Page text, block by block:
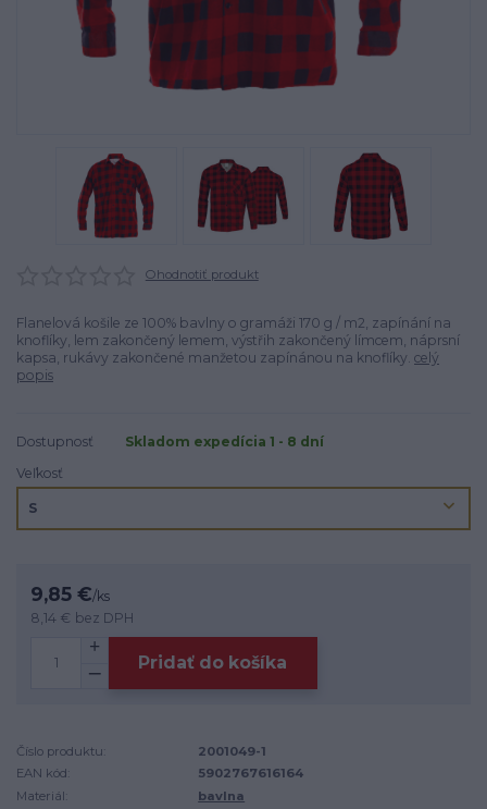
Ohodnotiť produkt
Flanelová košile ze 100% bavlny o gramáži 170 g / m2, zapínání na
knoflíky, lem zakončený lemem, výstřih zakončený límcem, náprsní
kapsa, rukávy zakončené manžetou zapínánou na knoflíky. celý
popis
Dostupnosť
Skladom expedícia 1 - 8 dní
Veľkosť
9,85 €/ks
8,14 € bez DPH
Pridať do košíka
Číslo produktu:
2001049-1
EAN kód:
5902767616164
Materiál:
bavlna